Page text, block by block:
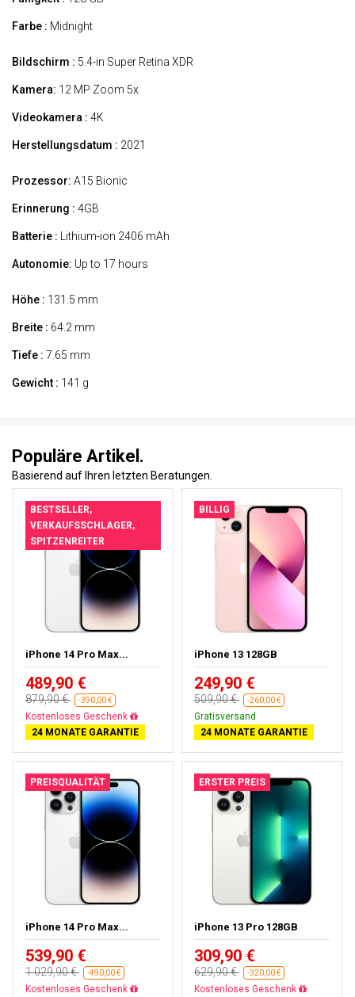
Farbe : Midnight
Bildschirm : 5.4-in Super Retina XDR
Kamera: 12 MP Zoom 5x
Videokamera : 4K
Herstellungsdatum : 2021
Prozessor: A15 Bionic
Erinnerung : 4GB
Batterie : Lithium-ion 2406 mAh
Autonomie: Up to 17 hours
Höhe : 131.5 mm
Breite : 64.2 mm
Tiefe : 7.65 mm
Gewicht : 141 g
Populäre Artikel.
Basierend auf Ihren letzten Beratungen.
BESTSELLER,
VERKAUFSSCHLAGER,
SPITZENREITER
iPhone 14 Pro Max...
489,90 €
879,90 € -390,00 €
Gratisversand
24 MONATE GARANTIE
BILLIG
iPhone 13 128GB
249,90 €
509,90 € -260,00 €
Gratisversand
24 MONATE GARANTIE
PREISQUALITÄT
iPhone 14 Pro Max...
539,90 €
1 029,90 € -490,00 €
Gratisversand
ERSTER PREIS
iPhone 13 Pro 128GB
309,90 €
629,90 € -320,00 €
Gratisversand